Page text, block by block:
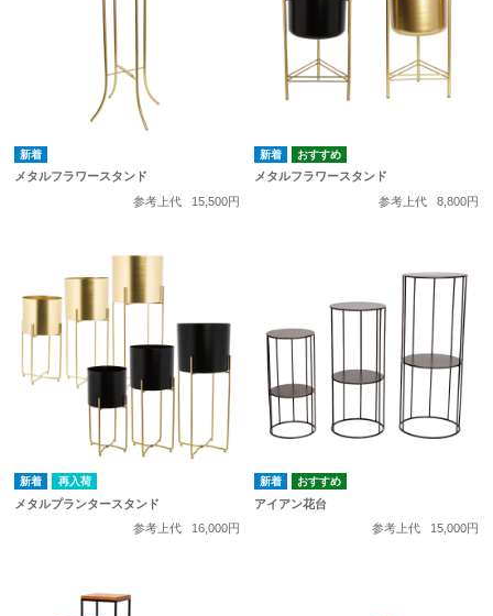
メタルフラワースタンド
参考上代
15,500円
メタルフラワースタンド
参考上代
8,800円
再入荷
メタルプランタースタンド
参考上代
16,000円
アイアン花台
参考上代
15,000円